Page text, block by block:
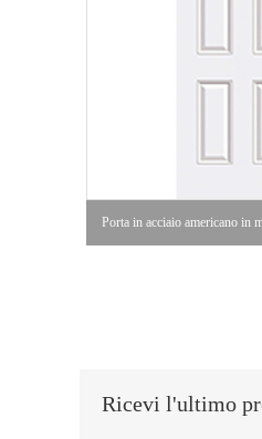
Porta in acciaio americano in
Ricevi l'ultimo